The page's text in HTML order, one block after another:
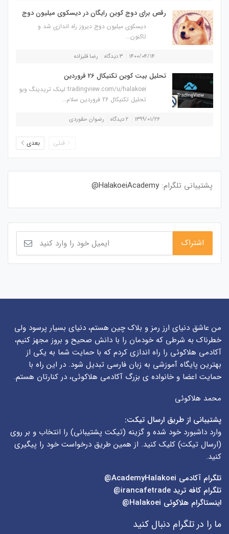
رقص برای دوج کوین رایگان در دیسکوی میلیون دوج
دیسکوی میلیون دوج دیروز راه اندازی شد و
تاکنون...
۱۴۰۰/۰۴/۱۴ ۳ دیدگاه رضا قلیزاده
تحلیل بیت کوین تکنیکال 26 فروردین
tradingview.com/u/halakoei لینک تریدینگ ویو
تحلیل تکنیکال 26 فروردین سلام...
۱۳۹۹/۰۱/۲۶ ۲ دیدگاه رضوان حقوردی
قبلی بعدی
پشتیبانی تلگرام: HalakoeiAcademy@
من عاشق دنیای ارز رمز و بلاک چین هستم، دنیای بسیار پرسود ولی
خطرناک به شرطی که خودمان را با دانش صحیح و بروز مجهز کنیم،
آکادمی هلاکوئی را راه اندازی کردم که با حمایت شما به یکی از
بهترین پایگاه آموزشی به زبان فارسی تبدیل شود. در این راه با
حمایت اعضا و خانواده ی بزرگ آکادمی هلاکوئی، در کنارتان هستم.
محمد هلاکوئی
پشتیبانی از طریق ارسال تیکت:
وارد داشبورد خود شده و گزینه (تیکت پشتیبانی) را انتخاب و بر روی
(ارسال تیکت) کلیک کنید. از همین طریق درخواست خود را پیگیری
کنید.
تلگرام آکادمی
تلگرام کافه ترید irancafetrade@
اینستاگرام هلاکوئی Halakoei@
ما را در تلگرام دنبال کنید